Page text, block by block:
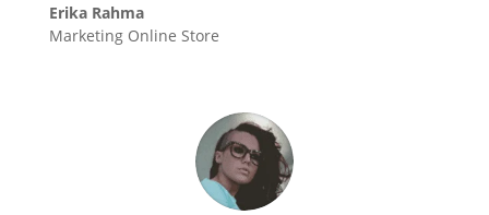
Erika Rahma
Marketing Online Store